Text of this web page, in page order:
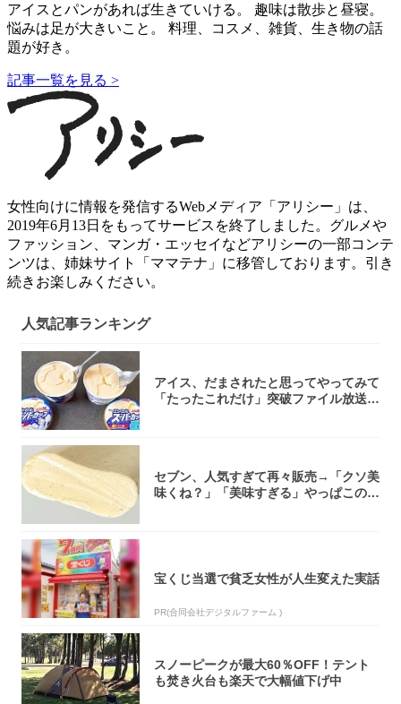
アイスとパンがあれば生きていける。 趣味は散歩と昼寝。
悩みは足が大きいこと。 料理、コスメ、雑貨、生き物の話
題が好き。
記事一覧を見る >
女性向けに情報を発信するWebメディア「アリシー」は、
2019年6月13日をもってサービスを終了しました。グルメや
ファッション、マンガ・エッセイなどアリシーの一部コンテ
ンツは、姉妹サイト「ママテナ」に移管しております。引き
続きお楽しみください。
人気記事ランキング
アイス、だまされたと思ってやってみて
「たったこれだけ」突破ファイル放送で
セブン、人気すぎて再々販売→「クソ美
味くね？」「美味すぎる」やっぱこのク
宝くじ当選で貧乏女性が人生変えた実話
PR(合同会社デジタルファーム )
スノーピークが最大60％OFF！テント
も焚き火台も楽天で大幅値下げ中